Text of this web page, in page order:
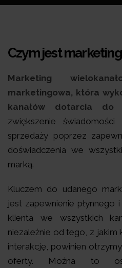
Czym jest
Marketing
marketingowa, która
kanałów dotarcia do
zwiększenie
sprzedaży poprzez
doświadczenia we
marką.
Kluczem do udanego
jest zapewnienie płynnego
klienta we wszystkich
niezależnie od tego, z jakim
interakcję, powinien
oferty. Można to